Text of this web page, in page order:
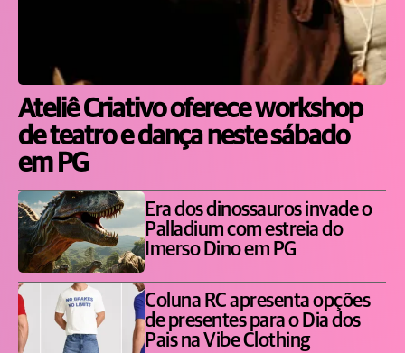
Ateliê Criativo oferece workshop
de teatro e dança neste sábado
em PG
Era dos dinossauros invade o
Palladium com estreia do
Imerso Dino em PG
Coluna RC apresenta opções
de presentes para o Dia dos
Pais na Vibe Clothing